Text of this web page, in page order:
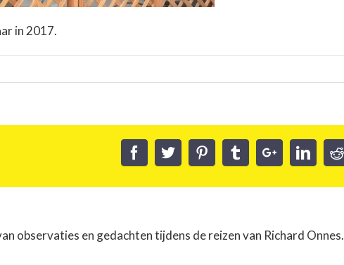
in 2017.
observaties en gedachten tijdens de reizen van Richard Onnes.